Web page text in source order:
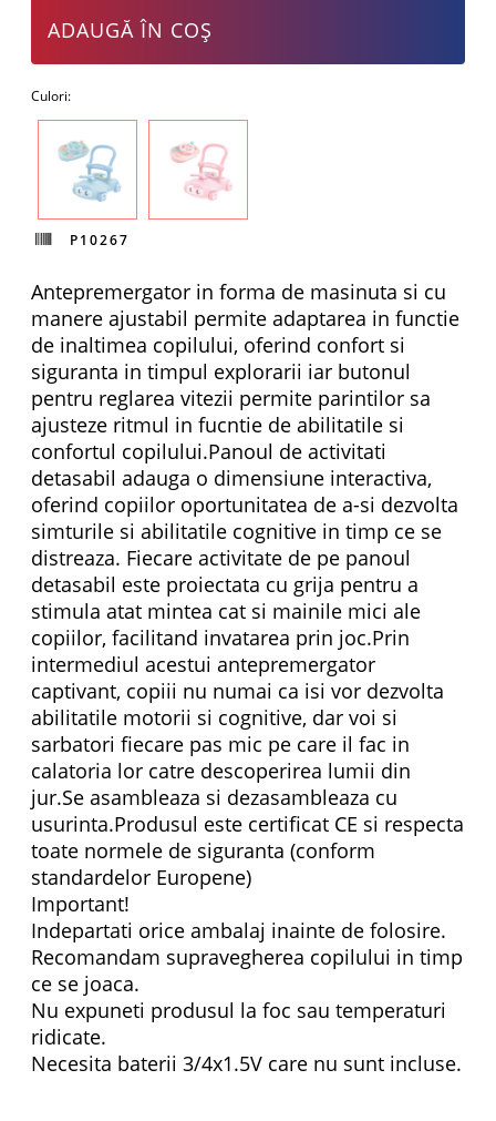
ADAUGĂ ÎN COȘ
Culori:
P10267
Antepremergator in forma de masinuta si cu
manere ajustabil permite adaptarea in functie
de inaltimea copilului, oferind confort si
siguranta in timpul explorarii iar butonul
pentru reglarea vitezii permite parintilor sa
ajusteze ritmul in fucntie de abilitatile si
confortul copilului.Panoul de activitati
detasabil adauga o dimensiune interactiva,
oferind copiilor oportunitatea de a-si dezvolta
simturile si abilitatile cognitive in timp ce se
distreaza. Fiecare activitate de pe panoul
detasabil este proiectata cu grija pentru a
stimula atat mintea cat si mainile mici ale
copiilor, facilitand invatarea prin joc.Prin
intermediul acestui antepremergator
captivant, copiii nu numai ca isi vor dezvolta
abilitatile motorii si cognitive, dar voi si
sarbatori fiecare pas mic pe care il fac in
calatoria lor catre descoperirea lumii din
jur.Se asambleaza si dezasambleaza cu
usurinta.Produsul este certificat CE si respecta
toate normele de siguranta (conform
standardelor Europene)
Important!
Indepartati orice ambalaj inainte de folosire.
Recomandam supravegherea copilului in timp
ce se joaca.
Nu expuneti produsul la foc sau temperaturi
ridicate.
Necesita baterii 3/4x1.5V care nu sunt incluse.